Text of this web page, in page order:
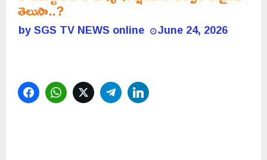
తెలుసా..?
bySGS TV NEWS online June 24, 2026
FacebookWhatsAppTwitterTelegram